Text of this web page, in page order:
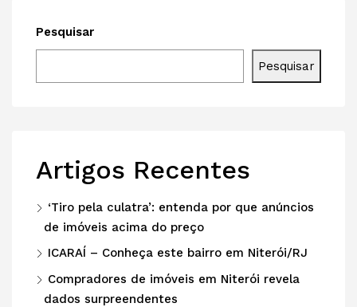
Pesquisar
Pesquisar
Artigos Recentes
‘Tiro pela culatra’: entenda por que anúncios
de imóveis acima do preço
ICARAÍ – Conheça este bairro em Niterói/RJ
Compradores de imóveis em Niterói revela
dados surpreendentes